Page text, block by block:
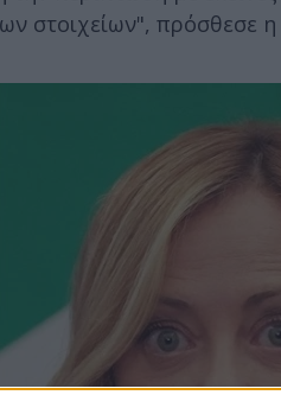
στοιχείων", πρόσθεσε